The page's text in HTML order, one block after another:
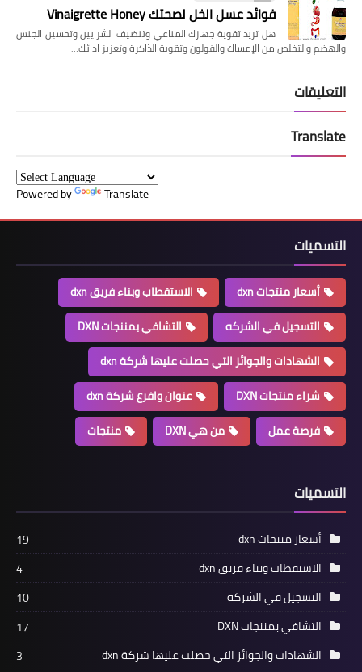
فوائد عسل الخل لصحتك Vinaigrette Honey
هل تريد تقوية جهازك المناعي وتنضيف الشرايين وتحسين الجنس
والهضم والتخلص من الإمساك والقولون وتقوية الذاكرة وتعزيز ادائك…
التعليقات
Translate
Powered by Translate
التسميات
أسعار منتجات dxn
الاستقطاب وبناء فريق dxn
التسجيل في الشركه
التشافي بمننجات DXN
الشهادات والجوائز التي حصلت عليها شركة dxn
شراء منتجات DXN
عنوان وافرع شركة dxn
فرصة عمل
من هي DXN منتجات
التسميات
أسعار منتجات dxn
19
الاستقطاب وبناء فريق dxn
4
التسجيل في الشركه
10
التشافي بمننجات DXN
17
الشهادات والجوائز التي حصلت عليها شركة dxn
3